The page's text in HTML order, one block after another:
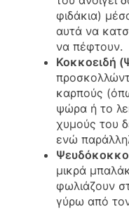
φιδάκια)
αυτά να
να πέφτουν.
Κοκκοειδή
καρπούς
ψώρα ή το
χυμούς του
ενώ
μικρά
φωλιάζουν
γύρω από